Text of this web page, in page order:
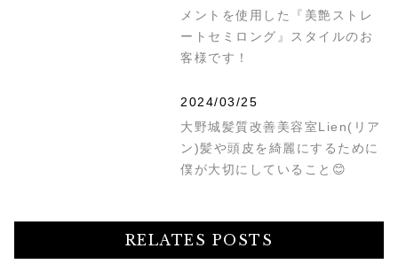
メントを使用した『美艶ストレ
ートセミロング』スタイルのお
客様です！
2024/03/25
大野城髪質改善美容室Lien(リア
ン)髪や頭皮を綺麗にするために
僕が大切にしていること😊
RELATES POSTS